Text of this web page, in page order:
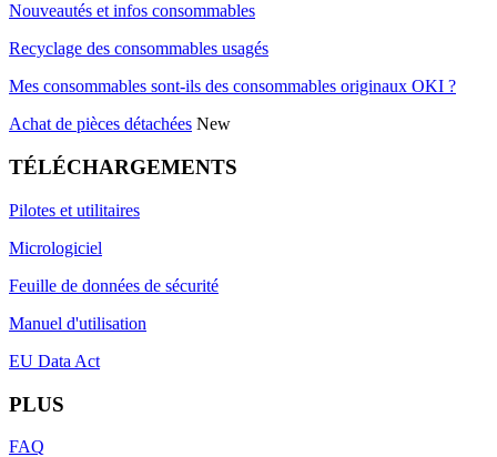
Nouveautés et infos consommables
Recyclage des consommables usagés
Mes consommables sont-ils des consommables originaux OKI ?
Achat de pièces détachées New
TÉLÉCHARGEMENTS
Pilotes et utilitaires
Micrologiciel
Feuille de données de sécurité
Manuel d'utilisation
EU Data Act
PLUS
FAQ